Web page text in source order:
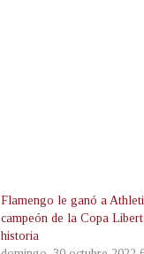
Flamengo le ganó a
campeón de la Copa
historia